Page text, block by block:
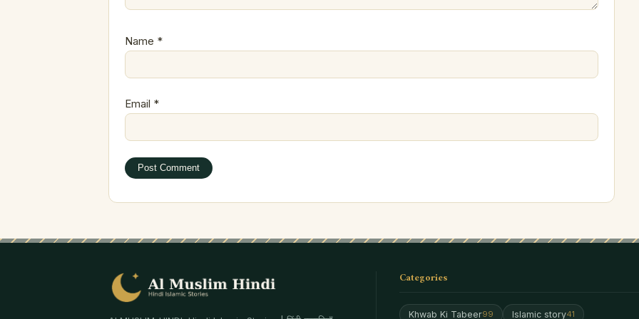
Name *
Email *
Categories
Khwab Ki Tabeer99 Islamic story41